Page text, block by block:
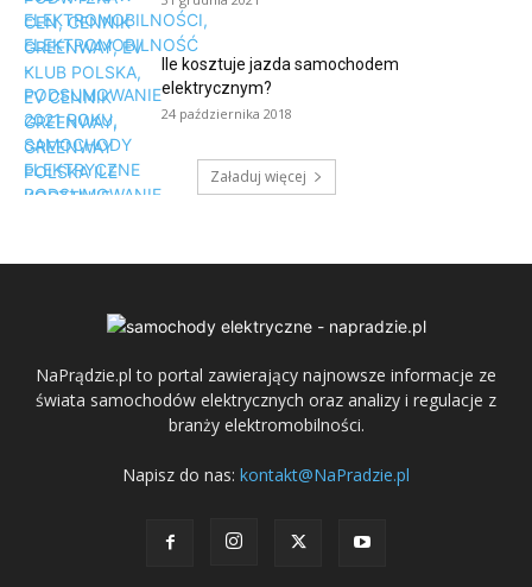
Ile kosztuje jazda samochodem
elektrycznym?
24 października 2018
Załaduj więcej
NaPrądzie.pl to portal zawierający najnowsze informacje ze
świata samochodów elektrycznych oraz analizy i regulacje z
branży elektromobilności.
Napisz do nas: kontakt@NaPradzie.pl